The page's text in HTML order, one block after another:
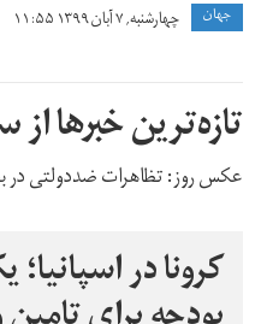
جهان چهارشنبه, ۷ آبان ۱۳۹۹ ۱۱:۵۵
تازه‌ترین خبرها
عکس روز:‌ تظاهرات ضددولتی در
کرونا در